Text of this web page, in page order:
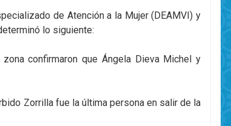
de Atención a la Mujer (DEAMVI) y
lo siguiente:
confirmaron que Ángela Dieva Michel y
Zorrilla fue la última persona en salir de la